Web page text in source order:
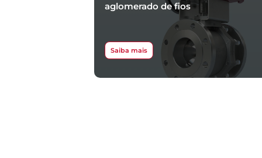
aglomerado de fios
Saiba mais